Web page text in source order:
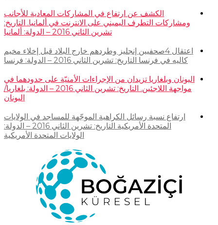
الكشف عن ارتفاع في المشاركات المعادية للأجانب
ومشاركات التطرف اليميني على الانترنت في ألمانيا. التاريخ:
تشرين الثاني 2016 – الدولة: ألمانيا
اعتقال 4صحفيين إنجليز وطردهم خارج البلاد قبل إخلاء مخيم
كاليه في فرنسا التاريخ: تشرين الثاني 2016 – الدولة: فرنسا
اليونان وبلغاريا تزيدان من الإجراءات الأمنيّة على حدودهما في
مواجهة اللاجئين. التاريخ: تشرين الثاني 2016 – الدولة: بلغاريا/
اليونان
ارتفاع نسبة رسائل الكراهية الموجّهة للمساجد في الولايات
المتحدة الأمريكية التاريخ: تشرين الثاني 2016 – الدولة:
الولايات المتحدة الأمريكية